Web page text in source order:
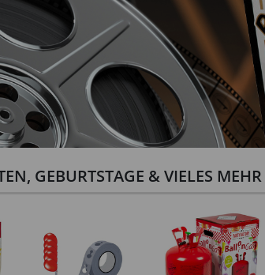
GEBURTSTAGE & VIELES MEHR